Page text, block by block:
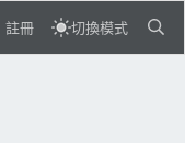
註冊 切換模式